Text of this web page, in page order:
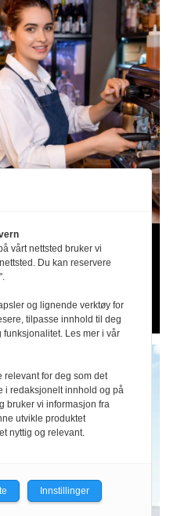
vårt nettsted bruker vi
Du kan reservere
og lignende verktøy for
tilpasse innhold til deg
Les mer i vår
for deg som det
i redaksjonelt innhold og på
bruker vi informasjon fra
utvikle produktet
nyttig og relevant.
Innstillinger